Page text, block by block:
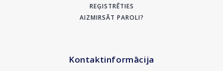
REĢISTRĒTIES
AIZMIRSĀT PAROLI?
Kontaktinformācija